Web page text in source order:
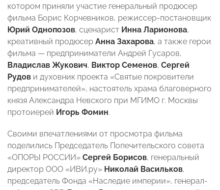
котором приняли участие генеральный продюсер
фильма Борис Корчевников, режиссер-постановщик
Юрий Однопозов, сценарист Инна Ларионова,
креативный продюсер Анна Захарова, а также герои
фильма — предприниматели Андрей Гусаров,
Владислав Жукович, Виктор Семенов, Сергей
Рудов и духовник проекта «Святые покровители
предпринимателей», настоятель храма благоверного
князя Александра Невского при МГИМО г. Москвы
протоиерей Игорь Фомин.
Своими впечатлениями от просмотра фильма
поделились Председатель Попечительского совета
«ОПОРЫ РОССИИ» Сергей Борисов, генеральный
директор ООО «ИВИ.ру» Николай Васильков,
председатель Фонда «Наследие империи», генерал-